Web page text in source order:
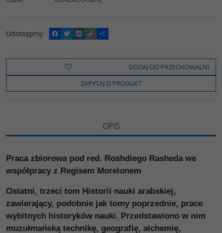
Udostępnij:
F
a
e
o
k
T
w
t
t
e
W
y
o
C
o
y
i
n
k
P
o
z
e
l
s
DODAJ DO PRZECHOWALNI
ZAPYTAJ O PRODUKT
OPIS
Praca zbiorowa pod red. Roshdiego Rasheda we
współpracy z Regisem Morelonem
Ostatni, trzeci tom Historii nauki arabskiej,
zawierający, podobnie jak tomy poprzednie, prace
wybitnych historyków nauki. Przedstawiono w nim
muzułmańską technikę, geografię, alchemię,